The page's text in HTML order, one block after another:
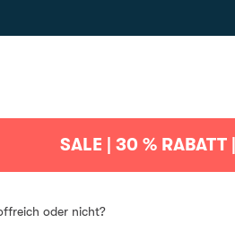
SALE | 30 % RABATT
oder nicht?